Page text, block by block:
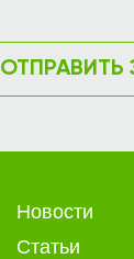
ОТПРАВИТЬ
Новости
Статьи